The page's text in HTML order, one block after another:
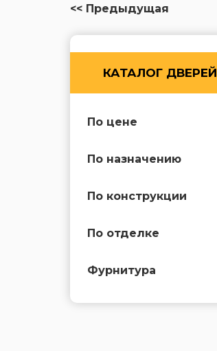
<< Предыдущая
КАТАЛОГ ДВЕРЕЙ
По цене
По назначению
По конструкции
По отделке
Фурнитура